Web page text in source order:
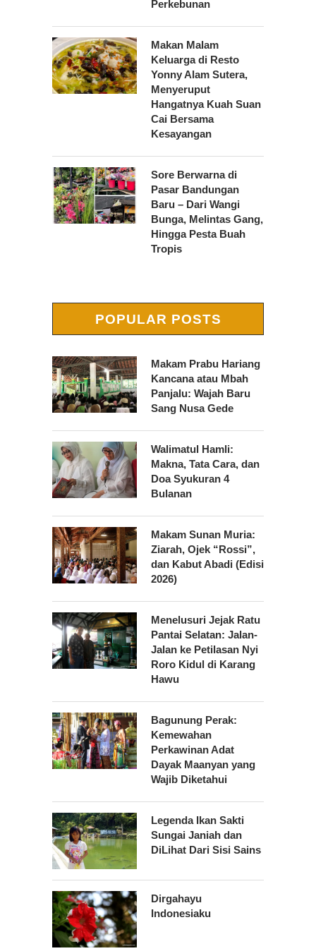
Perkebunan
Makan Malam
Keluarga di Resto
Yonny Alam Sutera,
Menyeruput
Hangatnya Kuah Suan
Cai Bersama
Kesayangan
Sore Berwarna di
Pasar Bandungan
Baru – Dari Wangi
Bunga, Melintas Gang,
Hingga Pesta Buah
Tropis
POPULAR POSTS
Makam Prabu Hariang
Kancana atau Mbah
Panjalu: Wajah Baru
Sang Nusa Gede
Walimatul Hamli:
Makna, Tata Cara, dan
Doa Syukuran 4
Bulanan
Makam Sunan Muria:
Ziarah, Ojek “Rossi”,
dan Kabut Abadi (Edisi
2026)
Menelusuri Jejak Ratu
Pantai Selatan: Jalan-
Jalan ke Petilasan Nyi
Roro Kidul di Karang
Hawu
Bagunung Perak:
Kemewahan
Perkawinan Adat
Dayak Maanyan yang
Wajib Diketahui
Legenda Ikan Sakti
Sungai Janiah dan
DiLihat Dari Sisi Sains
Dirgahayu
Indonesiaku